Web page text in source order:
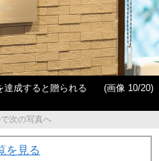
達成すると贈られる
(画像 10/20)
次の写真へ
を見る